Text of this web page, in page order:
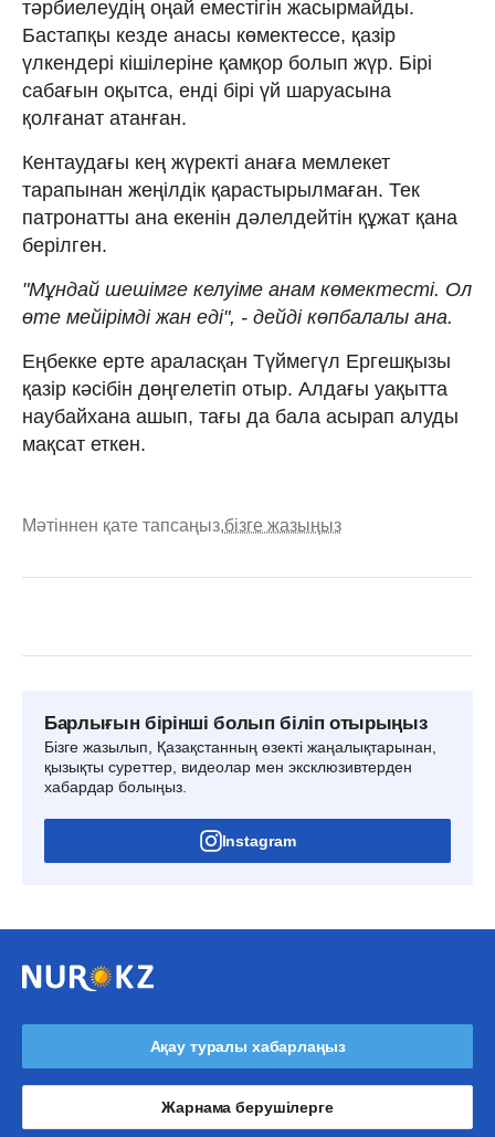
тәрбиелеудің оңай еместігін жасырмайды.
Бастапқы кезде анасы көмектессе, қазір
үлкендері кішілеріне қамқор болып жүр. Бірі
сабағын оқытса, енді бірі үй шаруасына
қолғанат атанған.
Кентаудағы кең жүректі анаға мемлекет
тарапынан жеңілдік қарастырылмаған. Тек
патронатты ана екенін дәлелдейтін құжат қана
берілген.
"Мұндай шешімге келуіме анам көмектесті. Ол
өте мейірімді жан еді", - дейді көпбалалы ана.
Еңбекке ерте араласқан Түймегүл Ергешқызы
қазір кәсібін дөңгелетіп отыр. Алдағы уақытта
наубайхана ашып, тағы да бала асырап алуды
мақсат еткен.
Мәтіннен қате тапсаңыз,бізге жазыңыз
Барлығын бірінші болып біліп отырыңыз
Бізге жазылып, Қазақстанның өзекті жаңалықтарынан,
қызықты суреттер, видеолар мен эксклюзивтерден
хабардар болыңыз.
Instagram
Ақау туралы хабарлаңыз
Жарнама берушілерге